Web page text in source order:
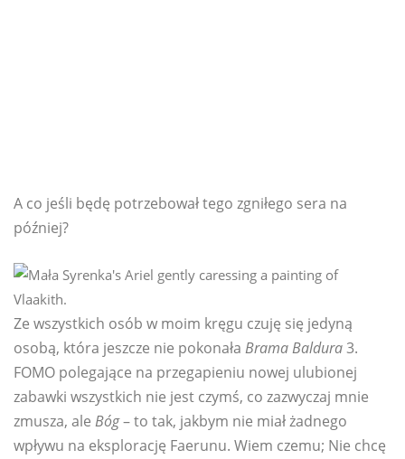
A co jeśli będę potrzebował tego zgniłego sera na
później?
Ze wszystkich osób w moim kręgu czuję się jedyną
osobą, która jeszcze nie pokonała Brama Baldura3.
FOMO polegające na przegapieniu nowej ulubionej
zabawki wszystkich nie jest czymś, co zazwyczaj mnie
zmusza, ale Bóg– to tak, jakbym nie miał żadnego
wpływu na eksplorację Faerunu. Wiem czemu; Nie chcę